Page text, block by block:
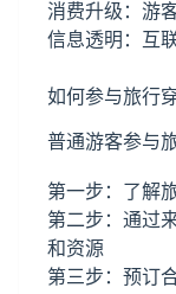
消费升级：游
信息透明：互
如何参与旅行
普通游客参与
第一步：了解
第二步：通过
和资源
第三步：预订